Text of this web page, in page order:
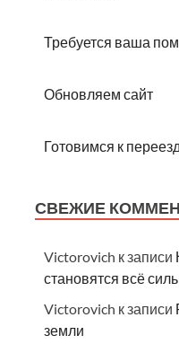
Требуется ваша
Обновляем сайт
Готовимся к
СВЕЖИЕ
Victorovich к записи
становятся всё
Victorovich к записи
земли